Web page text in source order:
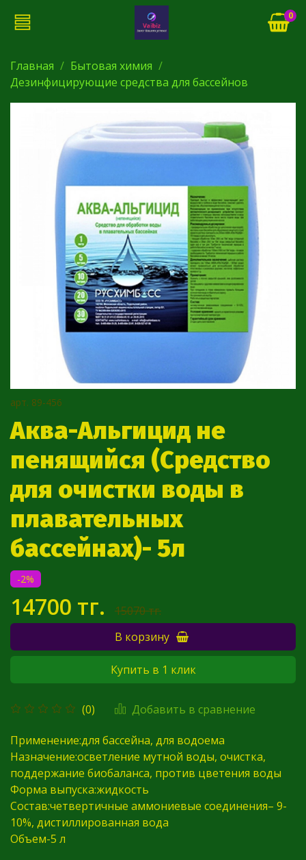
0
Главная
Бытовая химия
Дезинфицирующие средства для бассейнов
арт. 89-456
Аква-Альгицид не
пенящийся (Средство
для очистки воды в
плавательных
бассейнах)- 5л
(0) Добавить в сравнение
-2%
14700 тг.
15070 тг.
В корзину
Купить в 1 клик
Применение:для бассейна, для водоема
Назначение:осветление мутной воды, очистка,
поддержание биобаланса, против цветения воды
Форма выпуска:жидкость
Состав:четвертичные аммониевые соединения– 9-
10%, дистиллированная вода
Объем-5 л